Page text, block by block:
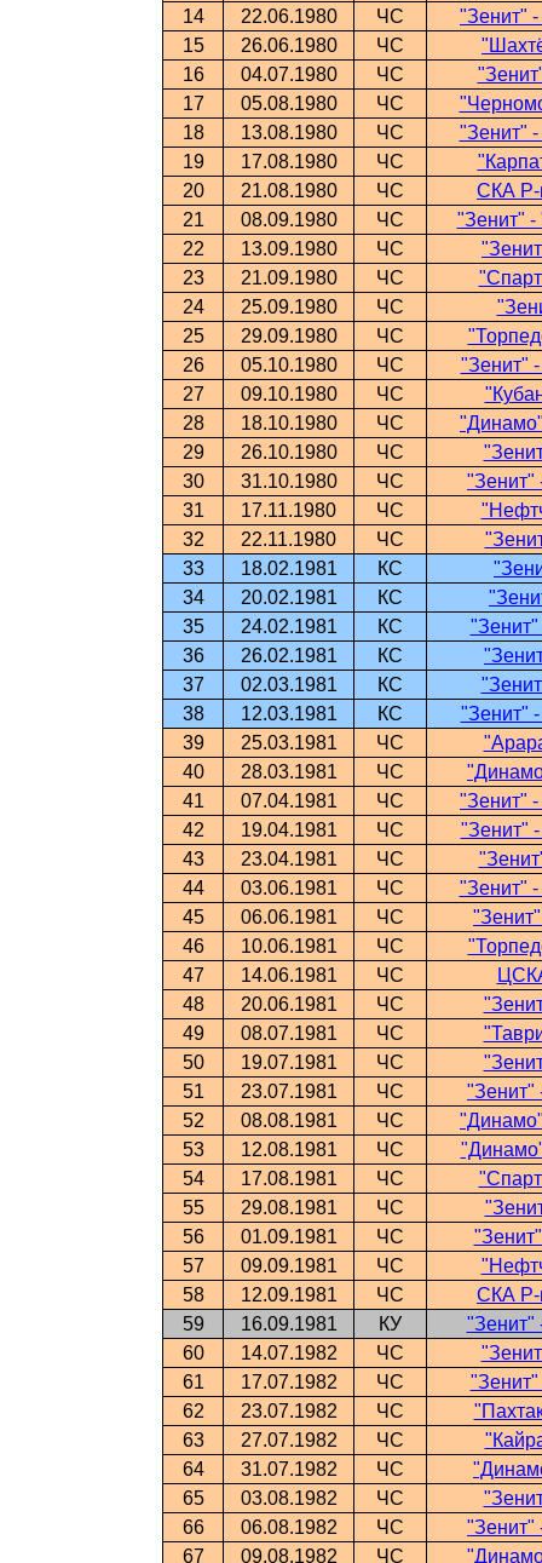
14
22.06.1980 ЧС
"Зенит"
15
26.06.1980 ЧС
16
04.07.1980 ЧС
17
05.08.1980 ЧС
18
13.08.1980 ЧС
"Зенит"
19
17.08.1980 ЧС
20
21.08.1980 ЧС
СКА Р-
21
08.09.1980 ЧС
"Зенит"
22
13.09.1980 ЧС
23
21.09.1980 ЧС
24
25.09.1980 ЧС
25
29.09.1980 ЧС
26
05.10.1980 ЧС
"Зенит"
27
09.10.1980 ЧС
28
18.10.1980 ЧС
29
26.10.1980 ЧС
30
31.10.1980 ЧС
"Зенит"
31
17.11.1980 ЧС
32
22.11.1980 ЧС
33
18.02.1981 КС
34
20.02.1981 КС
35
24.02.1981 КС
36
26.02.1981 КС
37
02.03.1981 КС
38
12.03.1981 КС
"Зенит"
39
25.03.1981 ЧС
40
28.03.1981 ЧС
41
07.04.1981 ЧС
"Зенит"
42
19.04.1981 ЧС
"Зенит"
43
23.04.1981 ЧС
44
03.06.1981 ЧС
"Зенит"
45
06.06.1981 ЧС
46
10.06.1981 ЧС
47
14.06.1981 ЧС
48
20.06.1981 ЧС
49
08.07.1981 ЧС
50
19.07.1981 ЧС
51
23.07.1981 ЧС
"Зенит"
52
08.08.1981 ЧС
53
12.08.1981 ЧС
54
17.08.1981 ЧС
55
29.08.1981 ЧС
56
01.09.1981 ЧС
57
09.09.1981 ЧС
58
12.09.1981 ЧС
СКА Р-
59
16.09.1981 КУ
"Зенит"
60
14.07.1982 ЧС
61
17.07.1982 ЧС
62
23.07.1982 ЧС
63
27.07.1982 ЧС
64
31.07.1982 ЧС
65
03.08.1982 ЧС
66
06.08.1982 ЧС
"Зенит"
67
09.08.1982 ЧС